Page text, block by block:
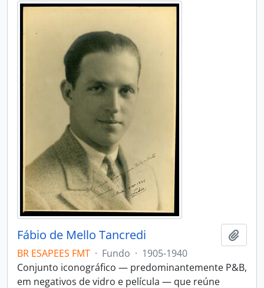
Fábio de Mello Tancredi
BR ESAPEES FMT · Fundo · 1905-1940
Conjunto iconográfico — predominantemente P&B,
em negativos de vidro e película — que reúne